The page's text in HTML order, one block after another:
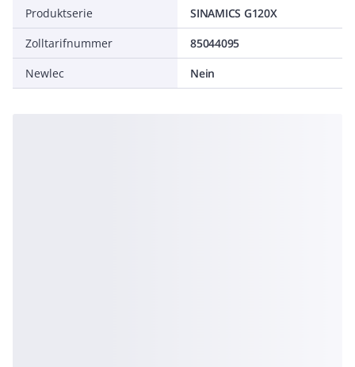
Produktserie
SINAMICS G120X
Zolltarifnummer
85044095
Newlec
Nein